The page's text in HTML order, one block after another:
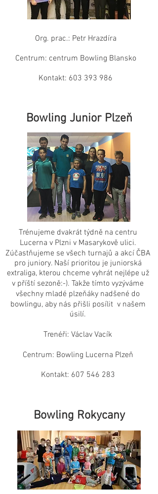
Org. prac.: Petr Hrazdíra
Centrum: centrum Bowling Blansko
Kontakt: 603 393 986
Bowling Junior Plzeň
Trénujeme dvakrát týdně na centru
Lucerna v Plzni v Masarykově ulici.
Zúčastňujeme se všech turnajů a akcí ČBA
pro juniory. Naší prioritou je juniorská
extraliga, kterou chceme vyhrát nejlépe už
v příští sezoně:-). Takže tímto vyzýváme
všechny mladé plzeňáky nadšené do
bowlingu, aby nás přišli posílit v našem
úsilí.
Trenéři: Václav Vacík
Centrum: Bowling Lucerna Plzeň
Kontakt: 607 546 283
Bowling Rokycany